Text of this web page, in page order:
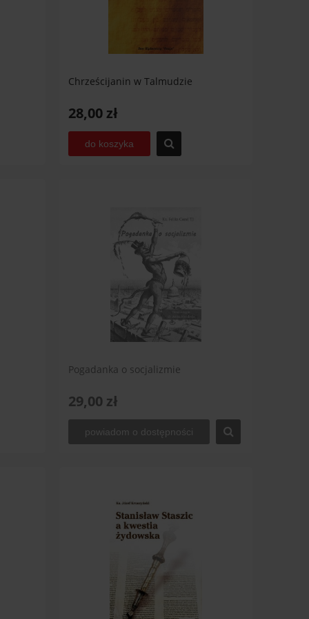
Chrześcijanin w Talmudzie
28,00 zł
do koszyka
Pogadanka o socjalizmie
29,00 zł
powiadom o dostępności